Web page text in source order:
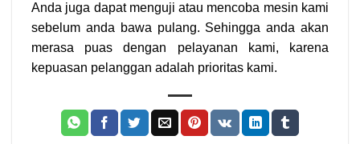
Anda juga dapat menguji atau mencoba mesin kami
sebelum anda bawa pulang. Sehingga anda akan
merasa puas dengan pelayanan kami, karena
kepuasan pelanggan adalah prioritas kami.